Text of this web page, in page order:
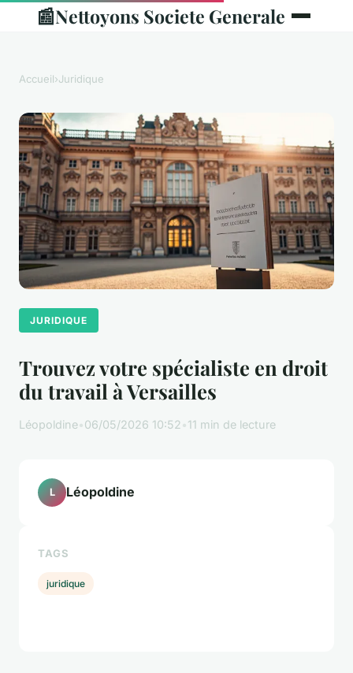
📰Nettoyons Societe Generale
Accueil›Juridique
JURIDIQUE
Trouvez votre spécialiste en droit
du travail à Versailles
Léopoldine•06/05/2026 10:52•11 min de lecture
L Léopoldine
TAGS
juridique